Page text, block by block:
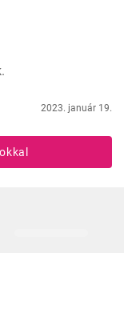
2023. január 19.